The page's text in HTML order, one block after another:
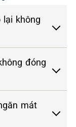
lại không
đóng
mát